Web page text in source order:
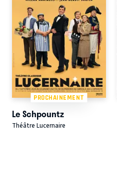
PROCHAINEMENT
Le Schpountz
Théâtre Lucernaire